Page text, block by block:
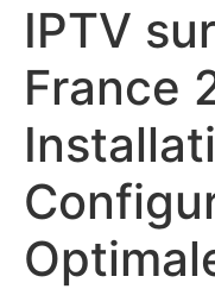
IPTV
France